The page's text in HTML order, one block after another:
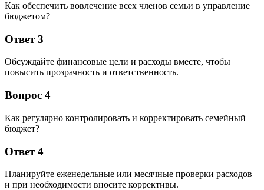
Как обеспечить вовлечение всех членов семьи в управление
бюджетом?
Ответ 3
Обсуждайте финансовые цели и расходы вместе, чтобы
повысить прозрачность и ответственность.
Вопрос 4
Как регулярно контролировать и корректировать семейный
бюджет?
Ответ 4
Планируйте еженедельные или месячные проверки расходов
и при необходимости вносите коррективы.